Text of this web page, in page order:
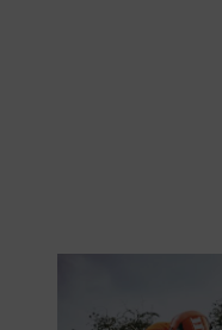
EPI pour travaux
pour assurer le niveau de
forestiers